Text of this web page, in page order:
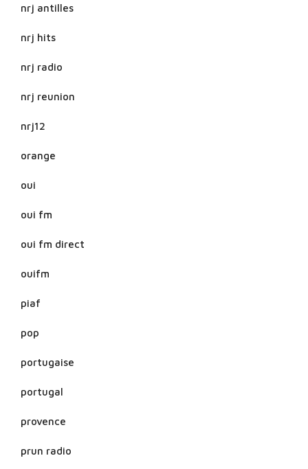
nrj antilles
nrj hits
nrj radio
nrj reunion
nrj12
orange
oui
oui fm
oui fm direct
ouifm
piaf
pop
portugaise
portugal
provence
prun radio